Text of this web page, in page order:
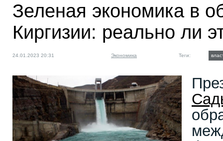
Зеленая экономика в
Киргизии: реально ли
24.01.2023 20:31 Экономика Теги: